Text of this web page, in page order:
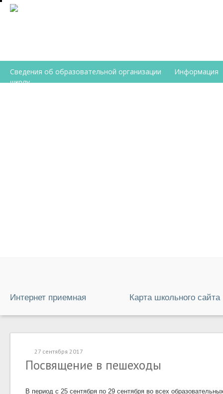
Сведения об образовательной организации Информация
школу
Интернет приемная Карта школьного сайта
27 сентября 2017
Посвящение в пешеходы
В период с 25 сентября по 29 сентября во всех